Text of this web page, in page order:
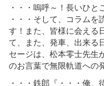
・・・嗚呼～！長いひと
・・・そして、コラム
す！また、皆様に会える
て、また、発車、出来る
セージは、松本零士先生
のお言葉で無限軌道への
・・・鉄郎『・・・俺